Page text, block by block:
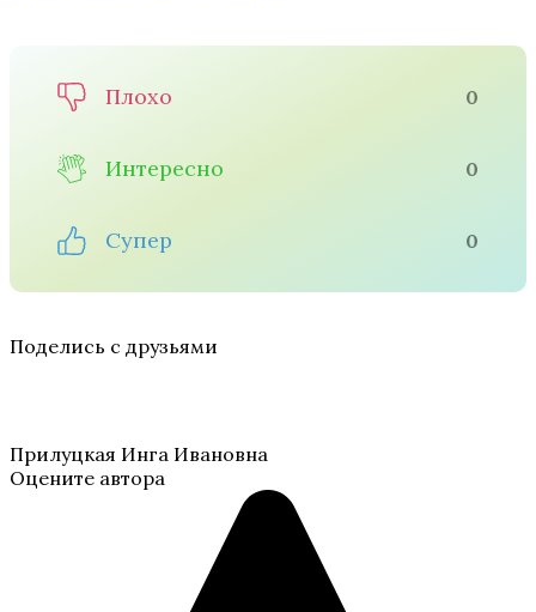
Плохо 0
Интересно 0
Супер 0
Поделись с друзьями
Прилуцкая Инга Ивановна
Оцените автора